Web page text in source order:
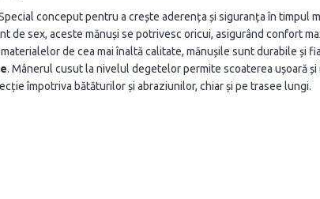
conceput pentru a crește aderența și siguranța în timpul
de sex, aceste mănuși se potrivesc oricui, asigurând confort
de cea mai înaltă calitate, mănușile sunt durabile și
. Mânerul cusut la nivelul degetelor permite scoaterea ușoară și
împotriva bătăturilor și abraziunilor, chiar și pe trasee lungi.